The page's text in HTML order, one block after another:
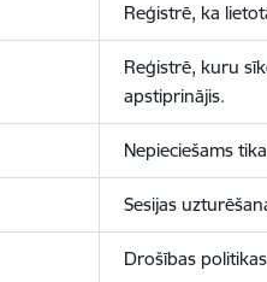
Reģistrē, ka
Reģistrē, kuru
apstiprinājis.
Nepieciešams
Sesijas
Drošības